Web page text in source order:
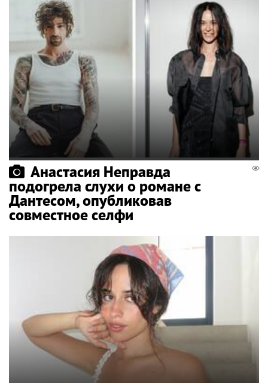
Анастасия Неправда
подогрела слухи о романе с
Дантесом, опубликовав
совместное селфи